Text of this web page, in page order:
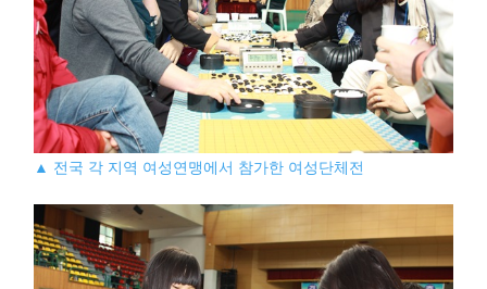
▲ 전국 각 지역 여성연맹에서 참가한 여성단체전